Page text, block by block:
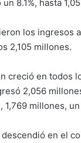
8.1%, hasta
los ingresos
2,105 millones.
creció en todos
2,056
1,769 millones, un
en el